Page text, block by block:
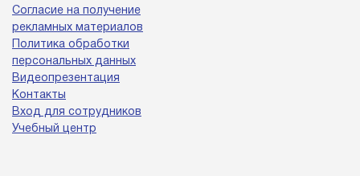
Согласие на получение
рекламных материалов
Политика обработки
персональных данных
Видеопрезентация
Контакты
Вход для сотрудников
Учебный центр